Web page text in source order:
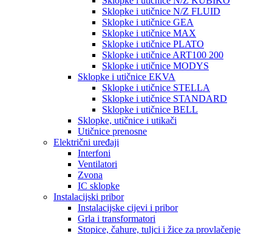
Sklopke i utičnice N/Z FLUID
Sklopke i utičnice GEA
Sklopke i utičnice MAX
Sklopke i utičnice PLATO
Sklopke i utičnice ART100 200
Sklopke i utičnice MODYS
Sklopke i utičnice EKVA
Sklopke i utičnice STELLA
Sklopke i utičnice STANDARD
Sklopke i utičnice BELL
Sklopke, utičnice i utikači
Utičnice prenosne
Električni uređaji
Interfoni
Ventilatori
Zvona
IC sklopke
Instalacijski pribor
Instalacijske cijevi i pribor
Grla i transformatori
Stopice, čahure, tuljci i žice za provlačenje